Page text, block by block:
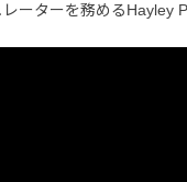
ーターを務めるHayley